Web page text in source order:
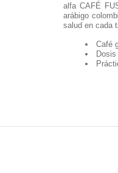
alfa CAFÉ
arábigo
salud en cada
Café